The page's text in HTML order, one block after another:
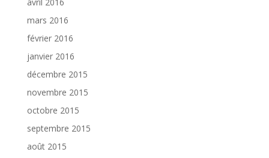
avril 2016
mars 2016
février 2016
janvier 2016
décembre 2015
novembre 2015
octobre 2015
septembre 2015
août 2015